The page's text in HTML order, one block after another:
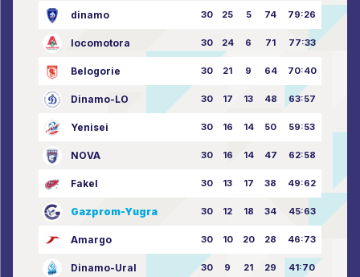
dinamo 30 25 5 74 79:26
locomotora 30 24 6 71 77:33
Belogorie 30 21 9 64 70:40
Dinamo-LO 30 17 13 48 63:57
Yenisei 30 16 14 50 59:53
NOVA 30 16 14 47 62:58
Fakel 30 13 17 38 49:62
Gazprom-Yugra 30 12 18 34 45:63
Amargo 30 10 20 28 46:73
Dinamo-Ural 30 9 21 29 41:70